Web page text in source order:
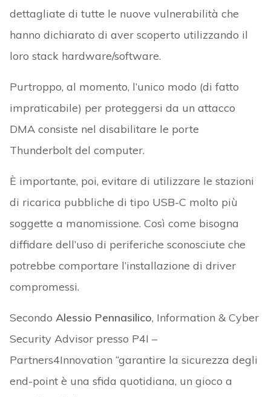
dettagliate di tutte le nuove vulnerabilità che
hanno dichiarato di aver scoperto utilizzando il
loro stack hardware/software.
Purtroppo, al momento, l’unico modo (di fatto
impraticabile) per proteggersi da un attacco
DMA consiste nel disabilitare le porte
Thunderbolt del computer.
È importante, poi, evitare di utilizzare le stazioni
di ricarica pubbliche di tipo USB-C molto più
soggette a manomissione. Così come bisogna
diffidare dell’uso di periferiche sconosciute che
potrebbe comportare l’installazione di driver
compromessi.
Secondo Alessio Pennasilico, Information & Cyber
Security Advisor presso P4I –
Partners4Innovation “garantire la sicurezza degli
end-point è una sfida quotidiana, un gioco a